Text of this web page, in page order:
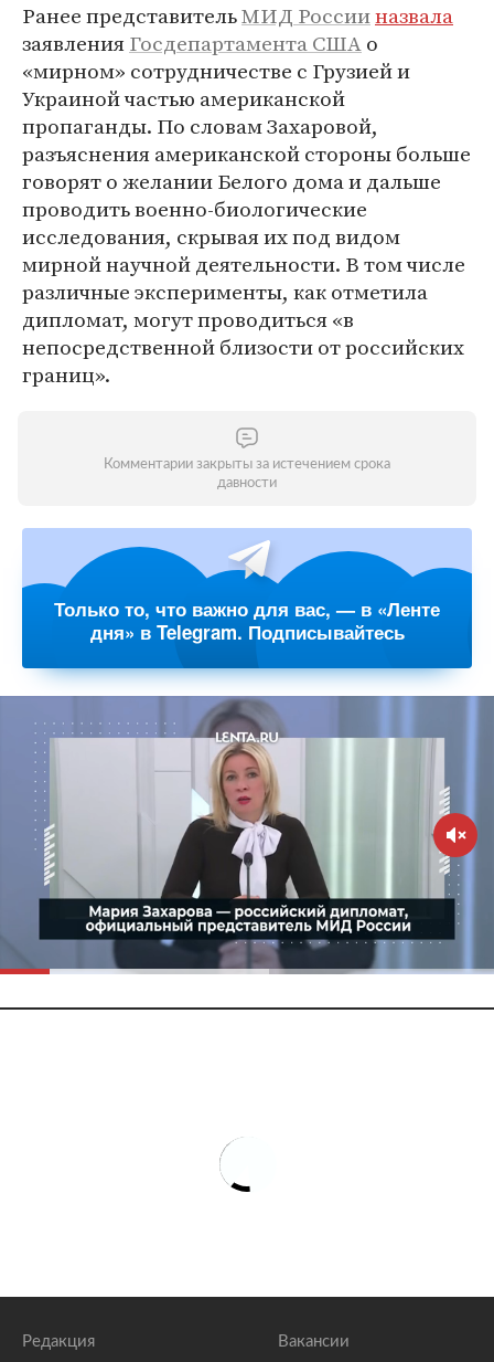
Ранее представительМИД Россииназвала
заявленияГосдепартамента СШАо
«мирном» сотрудничестве с Грузией и
Украиной частью американской
пропаганды. По словам Захаровой,
разъяснения американской стороны больше
говорят о желании Белого дома и дальше
проводить военно-биологические
исследования, скрывая их под видом
мирной научной деятельности. В том числе
различные эксперименты, как отметила
дипломат, могут проводиться «в
непосредственной близости от российских
границ».
Комментарии закрыты за истечением срока
давности
Только то, что важно для вас, — в «Ленте
дня» в Telegram. Подписывайтесь
Редакция Вакансии